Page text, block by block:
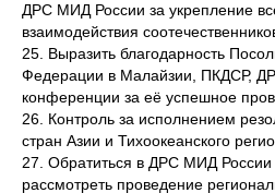
ДРС МИД России за укрепление
взаимодействия
25. Выразить благодарность
Федерации в Малайзии, ПКДСР,
конференции за её успешное
26. Контроль за исполнением
стран Азии и Тихоокеанского
27. Обратиться в ДРС МИД
рассмотреть проведение